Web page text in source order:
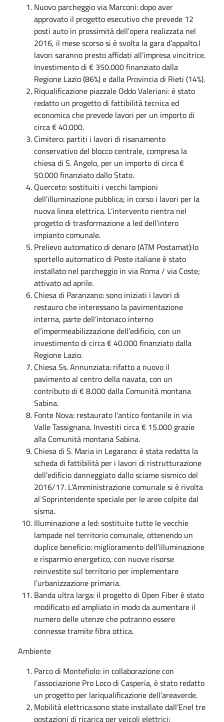
Nuovo parcheggio via Marconi: dopo aver
approvato il progetto esecutivo che prevede 12
posti auto in prossimità dell’opera realizzata nel
2016, il mese scorso si è svolta la gara d’appalto.I
lavori saranno presto affidati all’impresa vincitrice.
Investimento di € 350.000 finanziato dalla
Regione Lazio (86%) e dalla Provincia di Rieti (14%).
Riqualificazione piazzale Oddo Valeriani: è stato
redatto un progetto di fattibilità tecnica ed
economica che prevede lavori per un importo di
circa € 40.000.
Cimitero: partiti i lavori di risanamento
conservativo del blocco centrale, compresa la
chiesa di S. Angelo, per un importo di circa €
50.000 finanziato dallo Stato.
Querceto: sostituiti i vecchi lampioni
dell’illuminazione pubblica; in corso i lavori per la
nuova linea elettrica. L’intervento rientra nel
progetto di trasformazione a led dell’intero
impianto comunale.
Prelievo automatico di denaro (ATM Postamat):lo
sportello automatico di Poste italiane è stato
installato nel parcheggio in via Roma / via Coste;
attivato ad aprile.
Chiesa di Paranzano: sono iniziati i lavori di
restauro che interessano la pavimentazione
interna, parte dell’intonaco interno
el’impermeabilizzazione dell’edificio, con un
investimento di circa € 40.000 finanziato dalla
Regione Lazio.
Chiesa Ss. Annunziata: rifatto a nuovo il
pavimento al centro della navata, con un
contributo di € 8.000 dalla Comunità montana
Sabina.
Fonte Nova: restaurato l’antico fontanile in via
Valle Tassignana. Investiti circa € 15.000 grazie
alla Comunità montana Sabina.
Chiesa di S. Maria in Legarano: è stata redatta la
scheda di fattibilità per i lavori di ristrutturazione
dell’edificio danneggiato dallo sciame sismico del
2016/17. L’Amministrazione comunale si è rivolta
al Soprintendente speciale per le aree colpite dal
sisma.
Illuminazione a led: sostituite tutte le vecchie
lampade nel territorio comunale, ottenendo un
duplice beneficio: miglioramento dell’illuminazione
e risparmio energetico, con nuove risorse
reinvestite sul territorio per implementare
l’urbanizzazione primaria.
Banda ultra larga: il progetto di Open Fiber è stato
modificato ed ampliato in modo da aumentare il
numero delle utenze che potranno essere
connesse tramite fibra ottica.
Ambiente
Parco di Montefiolo: in collaborazione con
l’associazione Pro Loco di Casperia, è stato redatto
un progetto per lariqualificazione dell’areaverde.
Mobilità elettrica:sono state installate dall’Enel tre
postazioni di ricarica per veicoli elettrici: